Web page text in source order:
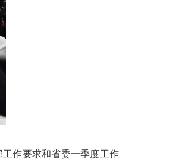
作要求和省委一季度工作